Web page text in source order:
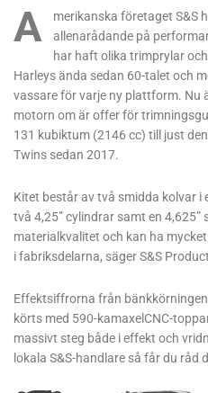
A
merikanska företaget S&S
allenarådande på
har haft olika trimprylar
Harleys ända sedan 60-talet och
vassare för varje ny plattform. Nu
motorn om är offer för
131 kubiktum (2146 cc) till just
Twins sedan 2017.
Kitet består av två smidda kolvar i
två 4,25” cylindrar samt en 4,625”
materialkvalitet och kan ha
i fabriksdelarna, säger S&S
Effektsiffrorna från
körts med 590-kamaxelCNC-
massivt steg både i effekt och
lokala S&S-handlare så får du råd